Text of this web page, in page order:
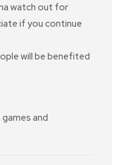
watch out for
if you continue
will be benefited
and